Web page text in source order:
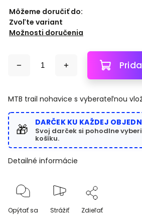
Môžeme doručiť do:
Zvoľte variant
Možnosti doručenia
MTB trail nohavice s vyberateľnou
🎁 DARČEK KU KAŽDEJ
Svoj darček si pohodlne
košíku.
Detailné informácie
Opýtať sa Strážiť Zdieľať